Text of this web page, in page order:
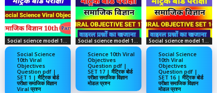
Social science model 10th
Social Science
10th Viral
Objectives
Question pdf |
SET 1 | मैट्रिक बोर्ड
परीक्षा समाजिक विज्ञान
Viral प्रश्न
Social science model 10th
Science 10th Viral
Objectives
Question pdf |
SET 17 | मैट्रिक बोर्ड
परीक्षा समाजिक विज्ञान
मोडल प्रश्न
Social science model 10th
Social Science
10th Viral
Objectives
Question pdf |
SET 16 | मैट्रिक बोर्ड
परीक्षा समाजिक विज्ञान
मोडल प्रश्न